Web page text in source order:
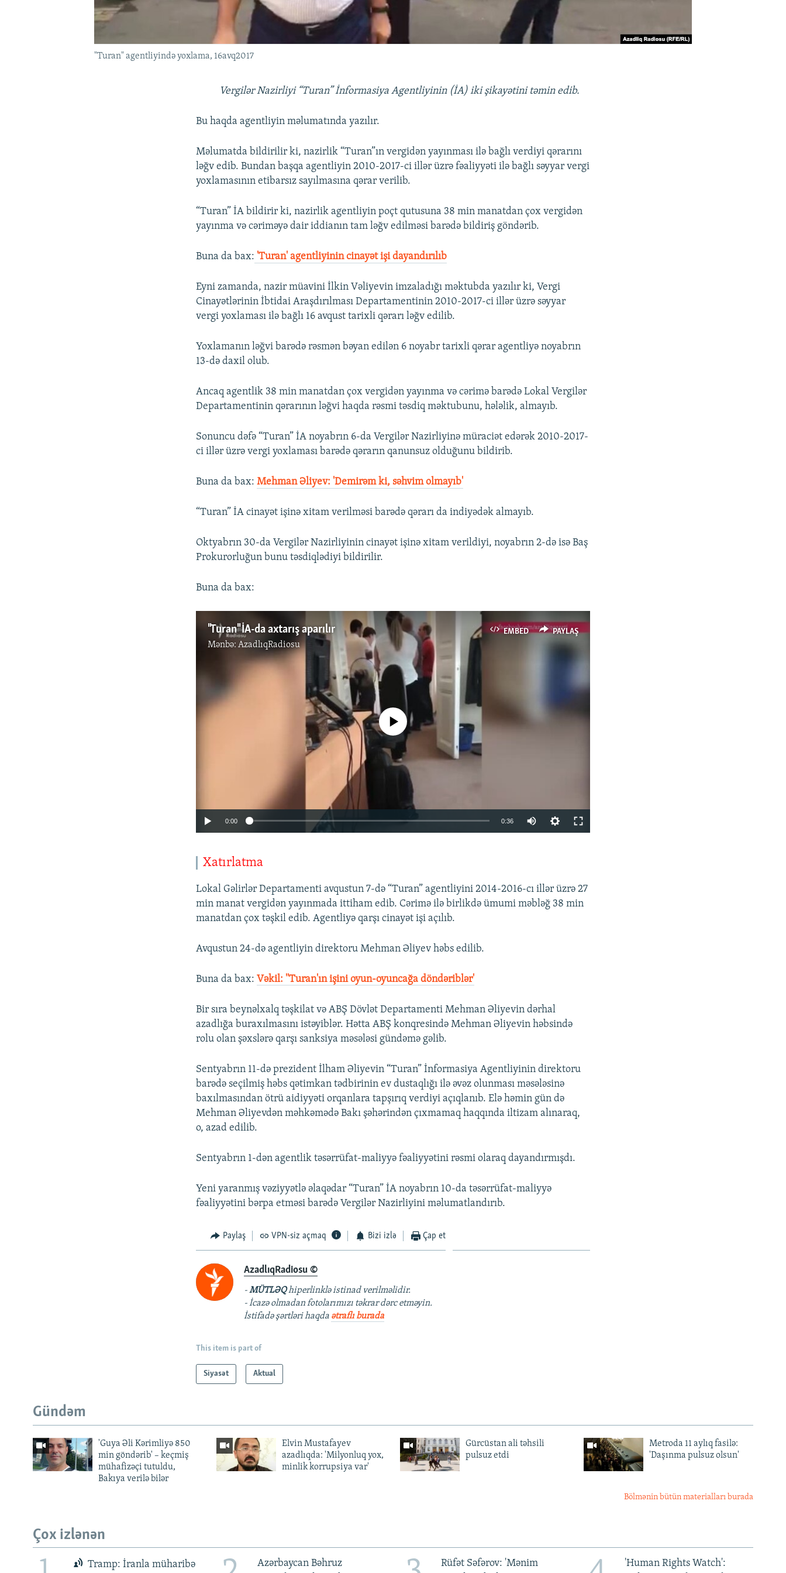
"Turan" agentliyində yoxlama, 16avq2017
Vergilər Nazirliyi “Turan” İnformasiya Agentliyinin (İA) iki şikayətini təmin edib.
Bu haqda agentliyin məlumatında yazılır.
Məlumatda bildirilir ki, nazirlik “Turan”ın vergidən yayınması ilə bağlı verdiyi qərarını
ləğv edib. Bundan başqa agentliyin 2010-2017-ci illər üzrə fəaliyyəti ilə bağlı səyyar vergi
yoxlamasının etibarsız sayılmasına qərar verilib.
“Turan” İA bildirir ki, nazirlik agentliyin poçt qutusuna 38 min manatdan çox vergidən
yayınma və cəriməyə dair iddianın tam ləğv edilməsi barədə bildiriş göndərib.
Buna da bax: 'Turan' agentliyinin cinayət işi dayandırılıb
Eyni zamanda, nazir müavini İlkin Vəliyevin imzaladığı məktubda yazılır ki, Vergi
Cinayətlərinin İbtidai Araşdırılması Departamentinin 2010-2017-ci illər üzrə səyyar
vergi yoxlaması ilə bağlı 16 avqust tarixli qərarı ləğv edilib.
Yoxlamanın ləğvi barədə rəsmən bəyan edilən 6 noyabr tarixli qərar agentliyə noyabrın
13-də daxil olub.
Ancaq agentlik 38 min manatdan çox vergidən yayınma və cərimə barədə Lokal Vergilər
Departamentinin qərarının ləğvi haqda rəsmi təsdiq məktubunu, hələlik, almayıb.
Sonuncu dəfə “Turan” İA noyabrın 6-da Vergilər Nazirliyinə müraciət edərək 2010-2017-
ci illər üzrə vergi yoxlaması barədə qərarın qanunsuz olduğunu bildirib.
Buna da bax:​Mehman Əliyev: 'Demirəm ki, səhvim olmayıb'
“Turan” İA cinayət işinə xitam verilməsi barədə qərarı da indiyədək almayıb.
Oktyabrın 30-da Vergilər Nazirliyinin cinayət işinə xitam verildiyi, noyabrın 2-də isə Baş
Prokurorluğun bunu təsdiqlədiyi bildirilir.
Buna da bax:
EMBED PAYLAŞ
"Turan" İA-da axtarış aparılır
Mənbə:AzadlıqRadiosu
No media source currently available
0:00 0:36
Xatırlatma
Lokal Gəlirlər Departamenti avqustun 7-də “Turan” agentliyini 2014-2016-cı illər üzrə 27
min manat vergidən yayınmada ittiham edib. Cərimə ilə birlikdə ümumi məbləğ 38 min
manatdan çox təşkil edib. Agentliyə qarşı cinayət işi açılıb.
Avqustun 24-də agentliyin direktoru Mehman Əliyev həbs edilib.
Buna da bax:​Vəkil: ''Turan'ın işini oyun-oyuncağa döndəriblər'
Bir sıra beynəlxalq təşkilat və ABŞ Dövlət Departamenti Mehman Əliyevin dərhal
azadlığa buraxılmasını istəyiblər. Hətta ABŞ konqresində Mehman Əliyevin həbsində
rolu olan şəxslərə qarşı sanksiya məsələsi gündəmə gəlib.
Sentyabrın 11-də prezident İlham Əliyevin “Turan” İnformasiya Agentliyinin direktoru
barədə seçilmiş həbs qətimkan tədbirinin ev dustaqlığı ilə əvəz olunması məsələsinə
baxılmasından ötrü aidiyyəti orqanlara tapşırıq verdiyi açıqlanıb. Elə həmin gün də
Mehman Əliyevdən məhkəmədə Bakı şəhərindən çıxmamaq haqqında iltizam alınaraq,
o, azad edilib.
Sentyabrın 1-dən agentlik təsərrüfat-maliyyə fəaliyyətini rəsmi olaraq dayandırmışdı.
Yeni yaranmış vəziyyətlə əlaqədar “Turan” İA noyabrın 10-da təsərrüfat-maliyyə
fəaliyyətini bərpa etməsi barədə Vergilər Nazirliyini məlumatlandırıb.
Paylaş VPN-siz açmaq Bizi izlə Çap et
AzadlıqRadiosu ©
-MÜTLƏQhiperlinklə istinad verilməlidir.
- İcazə olmadan fotolarımızı təkrar dərc etməyin.
İstifadə şərtləri haqda ətraflı burada
This item is part of
Siyasət Aktual
Gündəm
'Guya Əli Kərimliyə 850
min göndərib' – keçmiş
mühafizəçi tutuldu,
Bakıya verilə bilər
Elvin Mustafayev
azadlıqda: 'Milyonluq yox,
minlik korrupsiya var'
Gürcüstan ali təhsili
pulsuz etdi
Metroda 11 aylıq fasilə:
'Daşınma pulsuz olsun'
Bölmənin bütün materialları burada
Çox izlənən
Tramp: İranla müharibə
Azərbaycan Bəhruz
Rüfət Səfərov: 'Mənim
'Human Rights Watch':